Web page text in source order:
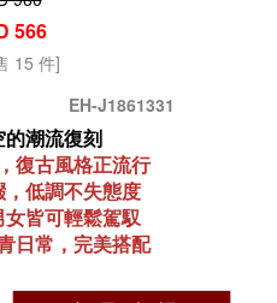
566
15 件]
EH-J1861331
的潮流復刻
復古風格正流行
，低調不失態度
女皆可輕鬆駕馭
日常，完美搭配